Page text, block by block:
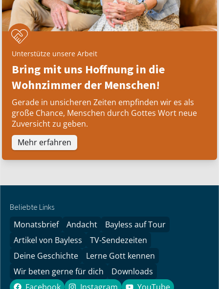
Unterstütze unsere Arbeit
Bring mit uns Hoffnung in die
Wohnzimmer der Menschen!
Gerade in unsicheren Zeiten empfinden wir es als
große Chance, Menschen durch Gottes Wort neue
Zuversicht zu geben.
Mehr erfahren
Beliebte Links
Monatsbrief Andacht
Bayless auf Tour
Artikel von Bayless
TV-Sendezeiten
Deine Geschichte
Lerne Gott kennen
Wir beten gerne für dich
Downloads